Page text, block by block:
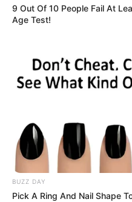
9 Out Of 10 People Fail At
Age Test!
BUZZ DAY
Pick A Ring And Nail Shape